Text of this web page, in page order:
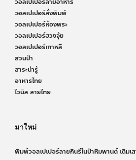
วอลเปเปอร์ลายอาหาร
วอลเปเปอร์สั่งพิมพ์
วอลเปเปอร์ห้องพระ
วอลเปเปอร์ฮวงจุ้ย
วอลเปเปอร์เกาหลี
สวนป่า
สาระน่ารู้
อาหารไทย
ไวนิล ลายไทย
มาใหม่
พิมพ์วอลเปเปอร์ลายกินรีในป่าหิมพานต์ เติมเ